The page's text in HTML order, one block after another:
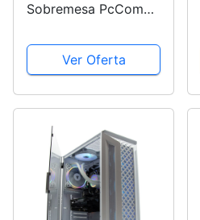
Sobremesa PcCom
16GB RAM / 500GB
SSD / RTX 3060
Negro
Ver Oferta